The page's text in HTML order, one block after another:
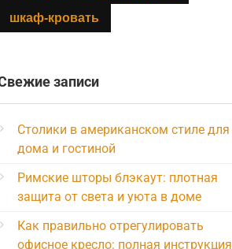
шкаф-кровать
записи
Столики в американском стиле для
дома и гостиной
Римские шторы блэкаут: плотная
защита от света и уюта в доме
Как правильно отрегулировать
офисное кресло: полная инструкция